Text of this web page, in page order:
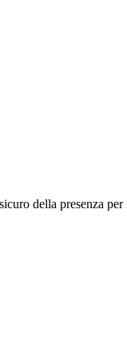
della presenza